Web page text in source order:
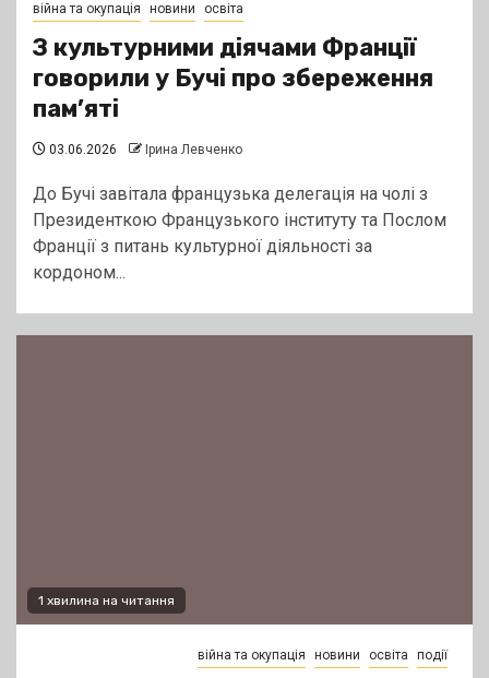
війна та окупація новини освіта
З культурними діячами Франції
говорили у Бучі про збереження
пам’яті
03.06.2026 Ірина Левченко
До Бучі завітала французька делегація на чолі з
Президенткою Французького інституту та Послом
Франції з питань культурної діяльності за
кордоном...
1 хвилина на читання
війна та окупація новини освіта події